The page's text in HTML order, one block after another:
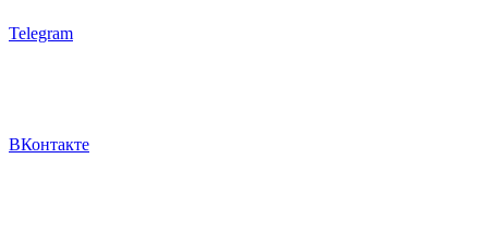
Telegram
ВКонтакте